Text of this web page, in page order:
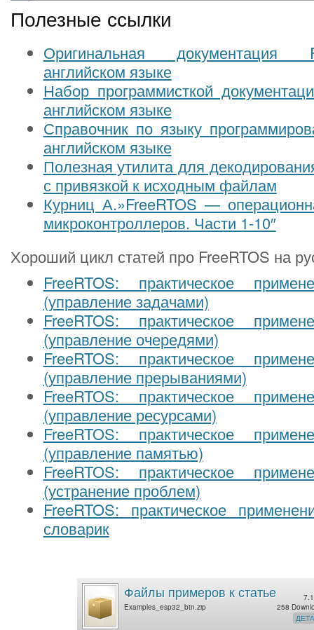
Полезные ссылки
Оригинальная документация
английском языке
Набор программисткой
английском языке
Справочник по языку
английском языке
Полезная утилита для
с привязкой к исходным файлам
Курниц А.»FreeRTOS —
микроконтроллеров. Части 1-10″
Хороший цикл статей про FreeRTOS на
FreeRTOS: практическое
(управление задачами)
FreeRTOS: практическое
(управление очередями)
FreeRTOS: практическое
(управление прерываниями)
FreeRTOS: практическое
(управление ресурсами)
FreeRTOS: практическое
(управление памятью)
FreeRTOS: практическое
(устранение проблем)
FreeRTOS: практическое
словарик
Файлы примеров к статье
Examples_esp32_btn.zip
258